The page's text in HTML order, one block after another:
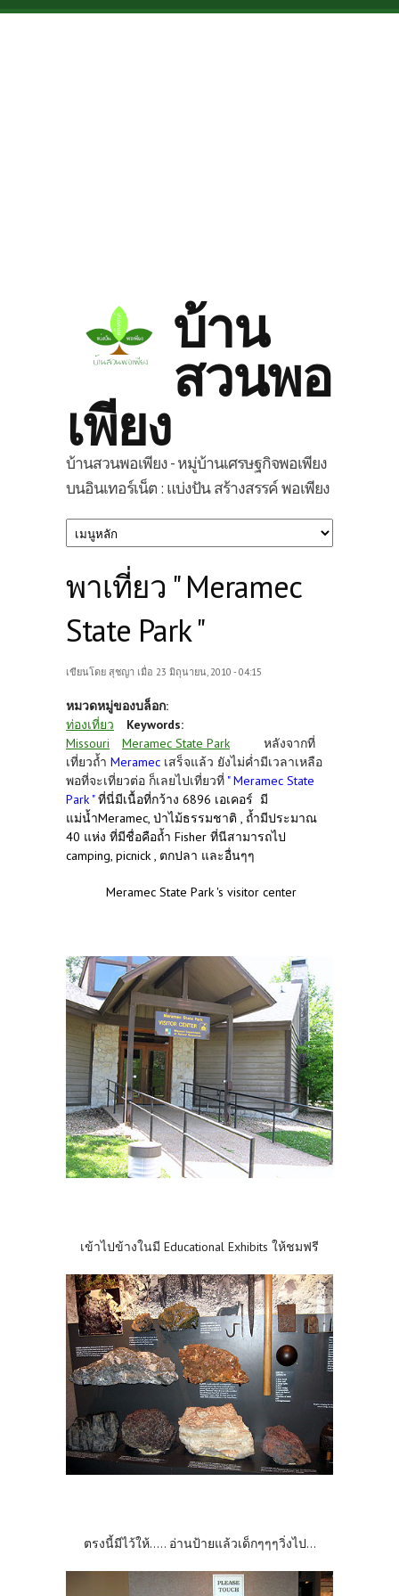
Skip to main content
บ้าน
สวนพอ
เพียง
บ้านสวนพอเพียง - หมู่บ้านเศรษฐกิจพอเพียง
บนอินเทอร์เน็ต : แบ่งปัน สร้างสรรค์ พอเพียง
พาเที่ยว " Meramec
State Park "
เขียนโดย สุชญา เมื่อ 23 มิถุนายน, 2010 - 04:15
หมวดหมู่ของบล็อก:
ท่องเที่ยว
Keywords:
Missouri
Meramec State Park
หลังจากที่
เที่ยวถ้ำ Meramec เสร็จแล้ว ยังไม่ค่ำมีเวลาเหลือ
พอที่จะเที่ยวต่อ ก็เลยไปเที่ยวที่ " Meramec State
Park "ที่นี่มีเนื้อที่กว้าง 6896 เอเคอร์ มี
แม่น้ำMeramec, ป่าไม้ธรรมชาติ , ถ้ำมีประมาณ
40 แห่ง ที่มีชื่อคือถ้ำ Fisher ที่นีสามารถไป
camping, picnick , ตกปลา และอื่นๆๆ
Meramec State Park 's visitor center
เข้าไปข้างในมี Educational Exhibits ให้ชมฟรี
ตรงนี้มีไว้ให้..... อ่านป้ายแล้วเด็กๆๆๆวิ่งไป...